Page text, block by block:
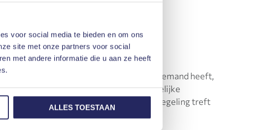
voor social media te bieden en om ons
site met onze partners voor social
met andere informatie die u aan ze heeft
ALLES TOESTAAN
het gaat om huurrecht!
dat u een vonnis of een vordering op iemand heeft,
wordt toegewezen na een gerechtelijke
dat de veroordeelde partij een betalingsregeling treft
de schuldenaar.